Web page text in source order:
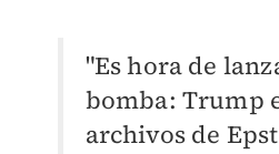
"Es hora de
bomba: Trump
archivos de